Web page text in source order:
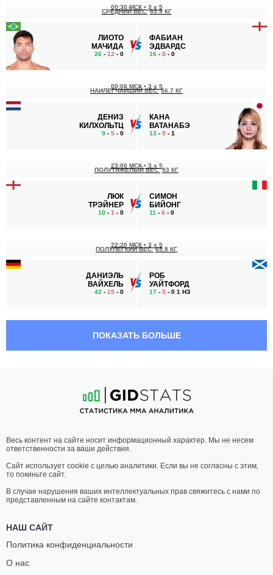
ЛИОТО
МАЧИДА
26 - 12 - 0
00:30 МСК • 3 x 5
СРЕДНИЙ ВЕС 83.9 КГ
ФАБИАН
ЭДВАРДС
16 - 5 - 0
ДЕНИЗ
КИЛХОЛЬТЦ
9 - 5 - 0
00:00 МСК • 3 x 5
НАИЛЕГЧАЙШИЙ ВЕС 56.7 КГ
КАНА
ВАТАНАБЭ
13 - 5 - 1
ЛЮК
ТРЭЙНЕР
10 - 1 - 0
23:00 МСК• 3 x 5
ПОЛУТЯЖЕЛЫЙ ВЕС 93 КГ
СИМОН
БИЙОНГ
11 - 6 - 0
ДАНИЭЛЬ
ВАЙХЕЛЬ
42 - 15 - 0
22:20 МСК • 3 x 5
ПОЛУЛЕГКИЙ ВЕС 65.8 КГ
РОБ
УАЙТФОРД
17 - 5 - 0 1 НЗ
ЭНКАМП
11-4- 0
21:40 МСК•
ПОЛУСРЕДНИЙ ВЕС 77.1 КГ
ЛЕММИНГЕР
ПОКАЗАТЬ БОЛЬШЕ
Весь контент на сайте носит информационный характер. Мы не несем
ответственности за ваши действия.
Сайт использует cookie с целью аналитики. Если вы не согласны с этим,
то покиньте сайт.
В случае нарушения ваших интеллектуальных прав свяжитесь с нами по
представленным на сайте контактам.
НАШ САЙТ
Политика конфиденциальности
О нас